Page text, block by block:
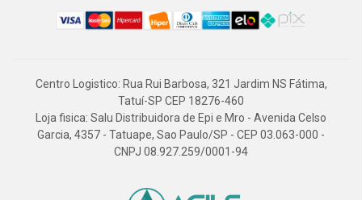
Centro Logistico: Rua Rui Barbosa, 321 Jardim NS Fátima,
Tatuí-SP CEP 18276-460
Loja fisica: Salu Distribuidora de Epi e Mro - Avenida Celso
Garcia, 4357 - Tatuape, Sao Paulo/SP - CEP 03.063-000 -
CNPJ 08.927.259/0001-94